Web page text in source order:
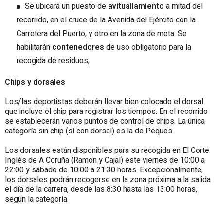
Se ubicará un puesto de avituallamiento a mitad del
recorrido, en el cruce de la Avenida del Ejército con la
Carretera del Puerto, y otro en la zona de meta. Se
habilitarán contenedores de uso obligatorio para la
recogida de residuos,
Chips y dorsales
Los/las deportistas deberán llevar bien colocado el dorsal
que incluye el chip para registrar los tiempos. En el recorrido
se establecerán varios puntos de control de chips. La única
categoría sin chip (sí con dorsal) es la de Peques.
Los dorsales están disponibles para su recogida en El Corte
Inglés de A Coruña (Ramón y Cajal) este viernes de 10:00 a
22:00 y sábado de 10:00 a 21:30 horas. Excepcionalmente,
los dorsales podrán recogerse en la zona próxima a la salida
el día de la carrera, desde las 8:30 hasta las 13:00 horas,
según la categoría.